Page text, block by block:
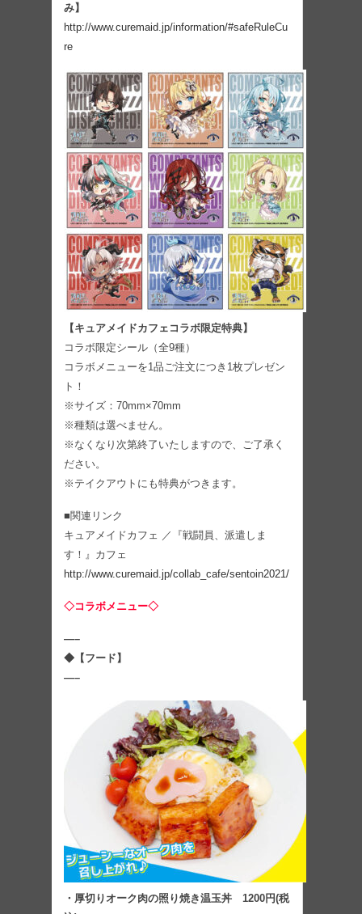
み】
http://www.curemaid.jp/information/#safeRuleCu
re
【キュアメイドカフェコラボ限定特典】
コラボ限定シール（全9種）
コラボメニューを1品ご注文につき1枚プレゼン
ト！
※サイズ：70mm×70mm
※種類は選べません。
※なくなり次第終了いたしますので、ご了承く
ださい。
※テイクアウトにも特典がつきます。
■関連リンク
キュアメイドカフェ ／『戦闘員、派遣しま
す！』カフェ
http://www.curemaid.jp/collab_cafe/sentoin2021/
◇コラボメニュー◇
—–
◆【フード】
—–
・厚切りオーク肉の照り焼き温玉丼 1200円(税